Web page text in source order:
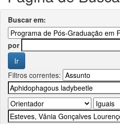
Buscar em:
por
Filtros correntes: